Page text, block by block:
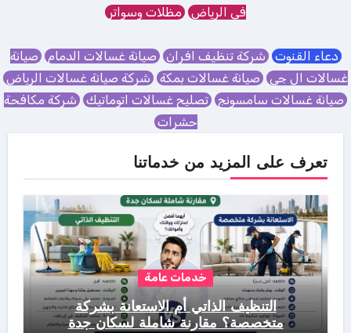
في الرياض مظلات وسواتر
دعاء القنوت شركة تنظيف افران صيانة غسالات الدمام صيانة
غسالات ال جي صيانة غسالات بمكة شركة صيانة غسالات الرياض
صيانة غسالات سامسونج تصليح غسالات اتوماتيك شركة مكافحة
حشرات
تعرف على المزيد من خدماتنا
خدمات عامة
التنظيف الذاتي أم الاستعانة بشركة
متخصصة؟ مقارنة شاملة لسكان جدة